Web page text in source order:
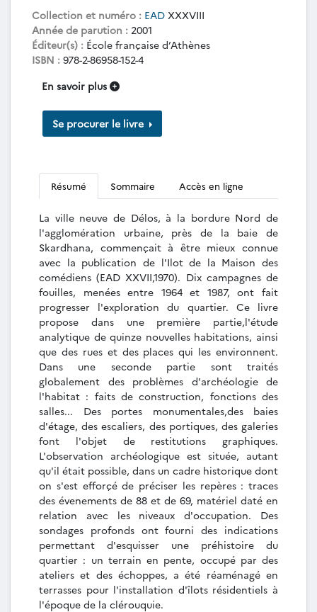
Collection et numéro : EAD XXXVIII
Année de parution : 2001
Éditeur(s) : École française d’Athènes
ISBN : 978-2-86958-152-4
En savoir plus
Se procurer le livre
Résumé Sommaire Accès en ligne
La ville neuve de Délos, à la bordure Nord de
l'agglomération urbaine, près de la baie de
Skardhana, commençait à être mieux connue
avec la publication de l'Ilot de la Maison des
comédiens (EAD XXVII,1970). Dix campagnes de
fouilles, menées entre 1964 et 1987, ont fait
progresser l'exploration du quartier. Ce livre
propose dans une première partie,l'étude
analytique de quinze nouvelles habitations, ainsi
que des rues et des places qui les environnent.
Dans une seconde partie sont traités
globalement des problèmes d'archéologie de
l'habitat : faits de construction, fonctions des
salles... Des portes monumentales,des baies
d'étage, des escaliers, des portiques, des galeries
font l'objet de restitutions graphiques.
L'observation archéologique est située, autant
qu'il était possible, dans un cadre historique dont
on s'est efforçé de préciser les repères : traces
des évenements de 88 et de 69, matériel daté en
relation avec les niveaux d'occupation. Des
sondages profonds ont fourni des indications
permettant d'esquisser une préhistoire du
quartier : un terrain en pente, occupé par des
ateliers et des échoppes, a été réaménagé en
terrasses pour l'installation d'îlots résidentiels à
l'époque de la clérouquie.